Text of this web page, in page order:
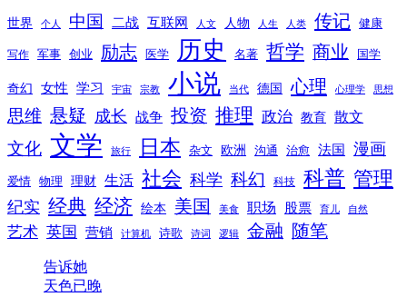
世界 个人 中国 二战 互联网 人文 人物 人生 人类 传记 健康
写作 军事 创业 励志 医学 历史 名著 哲学 商业 国学
奇幻 女性 学习 宇宙 宗教 小说 当代 德国 心理 心理学 思想
思维 悬疑 成长 战争 投资 推理 政治 教育 散文
文化 文学 旅行 日本 杂文 欧洲 沟通 治愈 法国 漫画
爱情 物理 理财 生活 社会 科学 科幻 科技 科普 管理
纪实 经典 经济 绘本 美国 美食 职场 股票 育儿 自然
艺术 英国 营销 计算机 诗歌 诗词 逻辑 金融 随笔
告诉她
天色已晚